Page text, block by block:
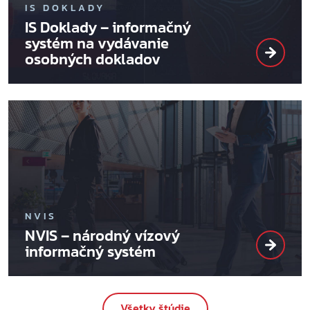
IS DOKLADY
IS Doklady – informačný
systém na vydávanie
osobných dokladov
NVIS
NVIS – národný vízový
informačný systém